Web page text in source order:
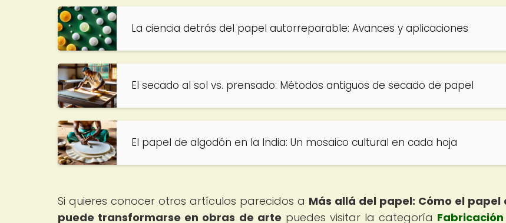
La ciencia detrás del papel autorreparable: Avances y aplicaciones
El secado al sol vs. prensado: Métodos antiguos de secado de papel
El papel de algodón en la India: Un mosaico cultural en cada hoja
Si quieres conocer otros artículos parecidos a Más allá del papel: Cómo el
puede transformarse en obras de arte puedes visitar la categoría